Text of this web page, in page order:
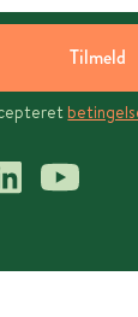
Tilmeld